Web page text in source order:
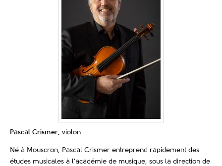
Pascal Crismer, violon
Né à Mouscron, Pascal Crismer entreprend rapidement des
études musicales à l’académie de musique, sous la direction de